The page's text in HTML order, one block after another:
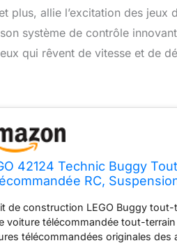
plus, allie l’excitation des jeux
système de contrôle
qui rêvent de vitesse et de
42124 Technic Buggy
RC,
de construction LEGO Buggy
voiture télécommandée tout-
télécommandées originales